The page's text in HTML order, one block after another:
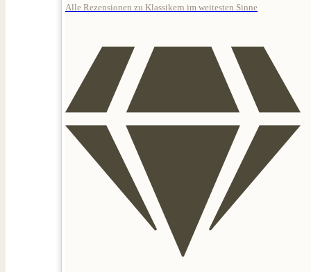
Alle Rezensionen zu Klassikern im weitesten Sinne